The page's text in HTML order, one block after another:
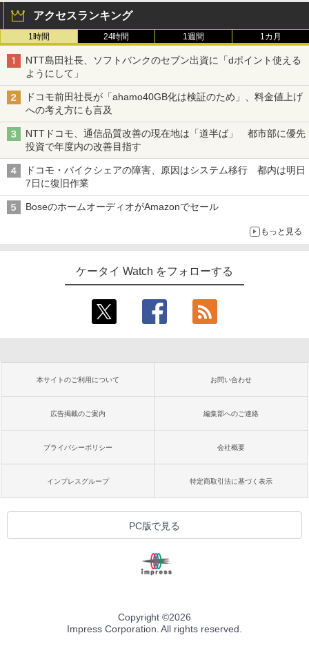
アクセスランキング
1時間 24時間 1週間 1カ月
NTT島田社長、ソフトバンクのセブン出資に「dポイント使える
ようにして」
ドコモ前田社長が「ahamo40GB化は検証のため」、料金値上げ
への考え方にも言及
NTTドコモ、通信品質改善の現在地は「道半ば」 都市部に優先
投資で年度内の改善目指す
ドコモ・バイクシェアの障害、原因はシステム移行 都内は明日
7日に復旧作業
BoseのホームオーディオがAmazonでセール
もっと見る
ケータイ Watch をフォローする
本サイトのご利用について お問い合わせ
広告掲載のご案内 編集部へのご連絡
プライバシーポリシー 会社概要
インプレスグループ 特定商取引法に基づく表示
PC版で見る
Copyright ©2026
Impress Corporation. All rights reserved.